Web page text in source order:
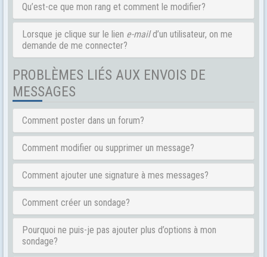
Qu’est-ce que mon rang et comment le modifier?
Lorsque je clique sur le lien e-maild’un utilisateur, on me
demande de me connecter?
PROBLÈMES LIÉS AUX ENVOIS DE
MESSAGES
Comment poster dans un forum?
Comment modifier ou supprimer un message?
Comment ajouter une signature à mes messages?
Comment créer un sondage?
Pourquoi ne puis-je pas ajouter plus d’options à mon
sondage?